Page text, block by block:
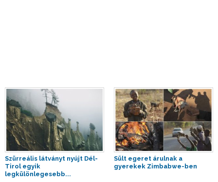
Szürreális látványt nyújt Dél-
Tirol egyik
legkülönlegesebb...
Sült egeret árulnak a
gyerekek Zimbabwe-ben